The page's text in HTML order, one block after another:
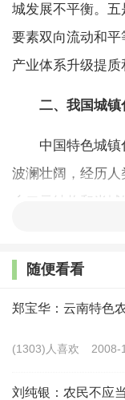
城发展不平衡。
要素双向流动和
产业体系升级提质
二、 我国城镇
中国特色城
波澜壮阔，经历
乡二元结构和半
市场力量三重推动
当前城镇化
次，处于城乡二元
点。再次，生态文
随便看看
郑宝华：云南特色
(1303)人喜欢 2008-
刘纯银：农民不应